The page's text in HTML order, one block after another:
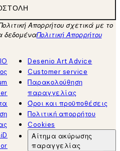
Απορρήτου σχετικά με το
δεδομέναΠολιτική Απορρήτου
Desenio Art Advice
Customer service
Παρακολούθηση
παραγγελίας
Όροι και προϋποθέσεις
Πολιτική απορρήτου
Cookies
Αίτημα ακύρωσης
παραγγελίας